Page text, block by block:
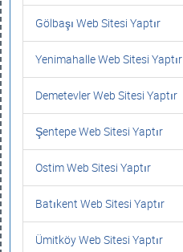
Gölbaşı Web Sitesi Yaptır
Yenimahalle Web Sitesi Yaptır
Demetevler Web Sitesi Yaptır
Şentepe Web Sitesi Yaptır
Ostim Web Sitesi Yaptır
Batıkent Web Sitesi Yaptır
Ümitköy Web Sitesi Yaptır